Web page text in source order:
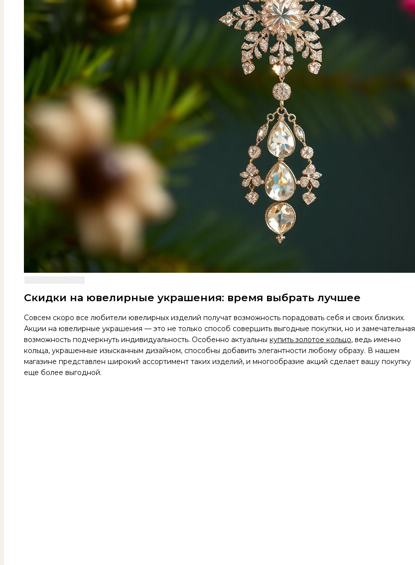
Скидки на ювелирные украшения: время выбрать лучшее
Совсем скоро все любители ювелирных изделий получат возможность порадовать себя и своих близких.
Акции на ювелирные украшения — это не только способ совершить выгодные покупки, но и замечательная
возможность подчеркнуть индивидуальность. Особенно актуальны купить золотое кольцо, ведь именно
кольца, украшенные изысканным дизайном, способны добавить элегантности любому образу. В нашем
магазине представлен широкий ассортимент таких изделий, и многообразие акций сделает вашу покупку
еще более выгодной.